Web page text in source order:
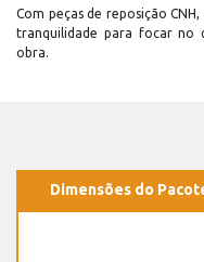
Com peças de reposição
tranquilidade para focar no
obra.
Dimensões do